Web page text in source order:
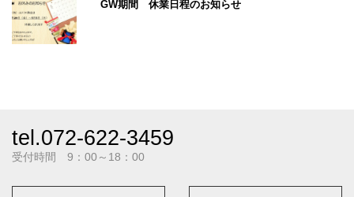
GW期間 休業日程のお知らせ
tel.072-622-3459
受付時間 9：00～18：00